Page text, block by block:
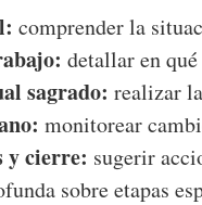
comprender la
detallar en
sagrado: realizar
monitorear
y cierre: sugerir
sobre etapas